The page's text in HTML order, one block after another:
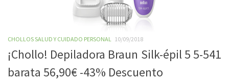
CHOLLOS SALUD Y CUIDADO PERSONAL 10/09/2018
¡Chollo! Depiladora Braun Silk-épil 5 5-541
barata 56,90€ -43% Descuento